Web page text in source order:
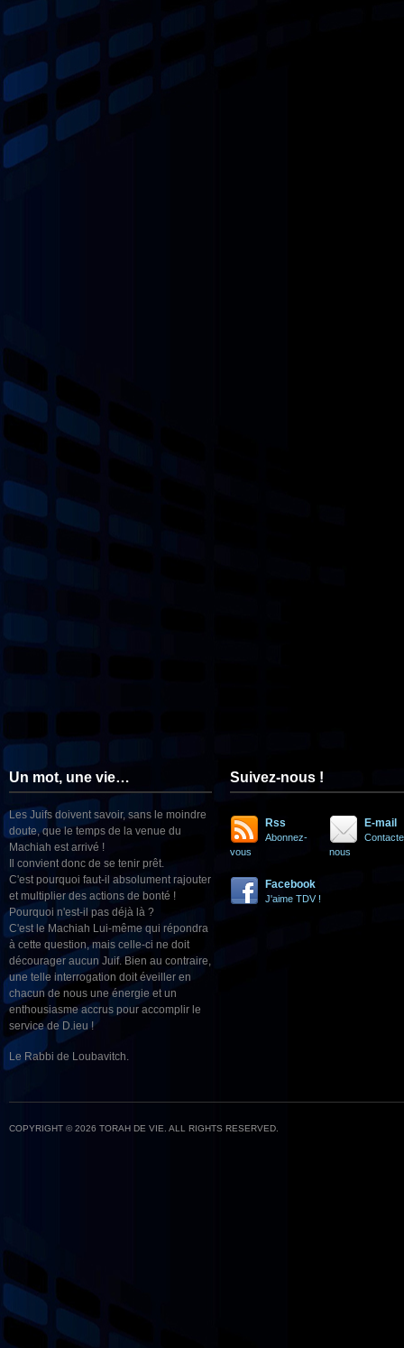
Un mot, une vie…
Les Juifs doivent savoir, sans le moindre
doute, que le temps de la venue du
Machiah est arrivé !
Il convient donc de se tenir prêt.
C'est pourquoi faut-il absolument rajouter
et multiplier des actions de bonté !
Pourquoi n'est-il pas déjà là ?
C'est le Machiah Lui-même qui répondra
à cette question, mais celle-ci ne doit
décourager aucun Juif. Bien au contraire,
une telle interrogation doit éveiller en
chacun de nous une énergie et un
enthousiasme accrus pour accomplir le
service de D.ieu !
Le Rabbi de Loubavitch.
Suivez-nous !
Rss
Abonnez-
vous
E-mail
nous
Facebook
J'aime TDV !
COPYRIGHT © 2026 TORAH DE VIE. ALL RIGHTS RESERVED.